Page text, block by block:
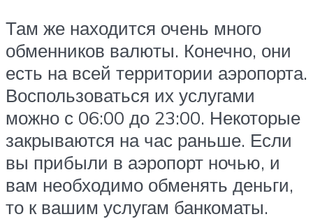
Там же находится очень много
обменников валюты. Конечно, они
есть на всей территории аэропорта.
Воспользоваться их услугами
можно с 06:00 до 23:00. Некоторые
закрываются на час раньше. Если
вы прибыли в аэропорт ночью, и
вам необходимо обменять деньги,
то к вашим услугам банкоматы.